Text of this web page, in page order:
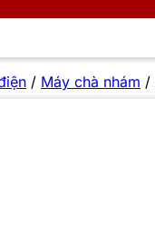
/ Máy chà nhám /